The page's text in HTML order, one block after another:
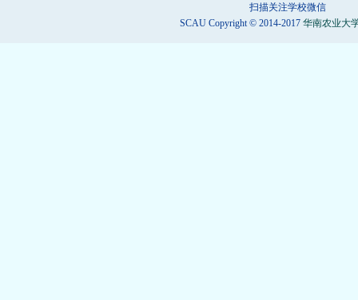
扫描关注学校微信
SCAU Copyright © 2014-2017 华南农业大